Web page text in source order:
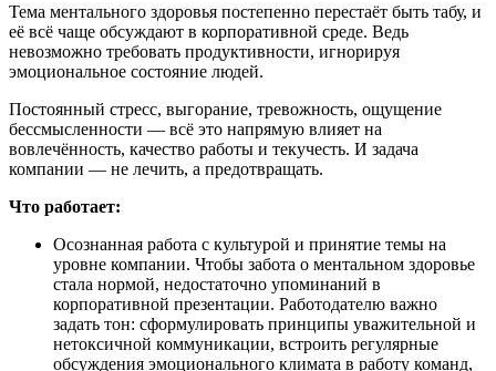
Тема ментального здоровья постепенно перестаёт быть табу, и
её всё чаще обсуждают в корпоративной среде. Ведь
невозможно требовать продуктивности, игнорируя
эмоциональное состояние людей.
Постоянный стресс, выгорание, тревожность, ощущение
бессмысленности — всё это напрямую влияет на
вовлечённость, качество работы и текучесть. И задача
компании — не лечить, а предотвращать.
Что работает:
Осознанная работа с культурой и принятие темы на
уровне компании. Чтобы забота о ментальном здоровье
стала нормой, недостаточно упоминаний в
корпоративной презентации. Работодателю важно
задать тон: сформулировать принципы уважительной и
нетоксичной коммуникации, встроить регулярные
обсуждения эмоционального климата в работу команд,